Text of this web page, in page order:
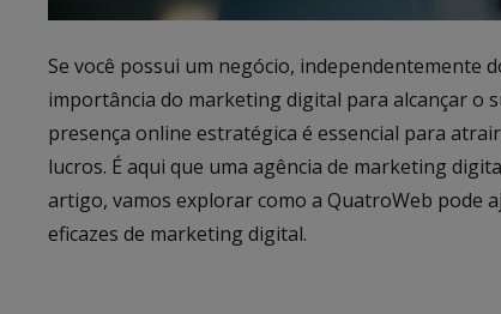
Se você possui um negócio, independentemente
importância do marketing digital para alcançar o
presença online estratégica é essencial para
lucros. É aqui que uma agência de marketing
artigo, vamos explorar como a QuatroWeb pode
eficazes de marketing digital.